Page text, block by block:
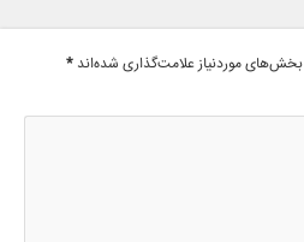
بخش‌های موردنیاز علامت‌گذاری شده‌اند *